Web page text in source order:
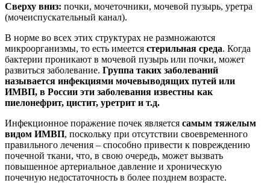
Сверху вниз: почки, мочеточники, мочевой пузырь, уретра
(мочеиспускательный канал).
В норме во всех этих структурах не размножаются
микроорганизмы, то есть имеется стерильная среда. Когда
бактерии проникают в мочевой пузырь или почки, может
развиться заболевание. Группа таких заболеваний
называется инфекциями мочевыводящих путей или
ИМВП, в России эти заболевания известны как
пиелонефрит, цистит, уретрит и т.д.
Инфекционное поражение почек является самым тяжелым
видом ИМВП, поскольку при отсутствии своевременного
правильного лечения – способно привести к повреждению
почечной ткани, что, в свою очередь, может вызвать
повышенное артериальное давление и хроническую
почечную недостаточность в более позднем возрасте.